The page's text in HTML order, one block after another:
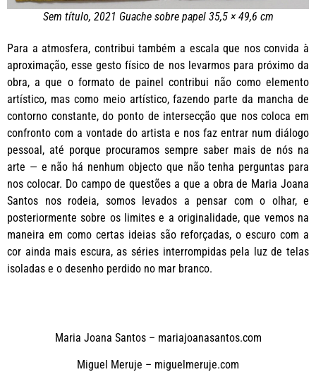
Sem título, 2021 Guache sobre papel 35,5 × 49,6 cm
Para a atmosfera, contribui também a escala que nos convida à
aproximação, esse gesto físico de nos levarmos para próximo da
obra, a que o formato de painel contribui não como elemento
artístico, mas como meio artístico, fazendo parte da mancha de
contorno constante, do ponto de intersecção que nos coloca em
confronto com a vontade do artista e nos faz entrar num diálogo
pessoal, até porque procuramos sempre saber mais de nós na
arte — e não há nenhum objecto que não tenha perguntas para
nos colocar. Do campo de questões a que a obra de Maria Joana
Santos nos rodeia, somos levados a pensar com o olhar, e
posteriormente sobre os limites e a originalidade, que vemos na
maneira em como certas ideias são reforçadas, o escuro com a
cor ainda mais escura, as séries interrompidas pela luz de telas
isoladas e o desenho perdido no mar branco.
Maria Joana Santos – mariajoanasantos.com
Miguel Meruje – miguelmeruje.com